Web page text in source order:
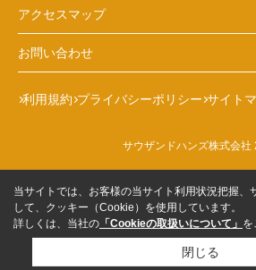
アクセスマップ
お問い合わせ
利用規約 プライバシーポリシー サイト
サウザンドハンズ株式会社
当サイトでは、お客様の当サイト利用状況把握、
して、クッキー（Cookie）を使用しています。
詳しくは、当社の 「Cookieの取扱いについて」 を
閉じる